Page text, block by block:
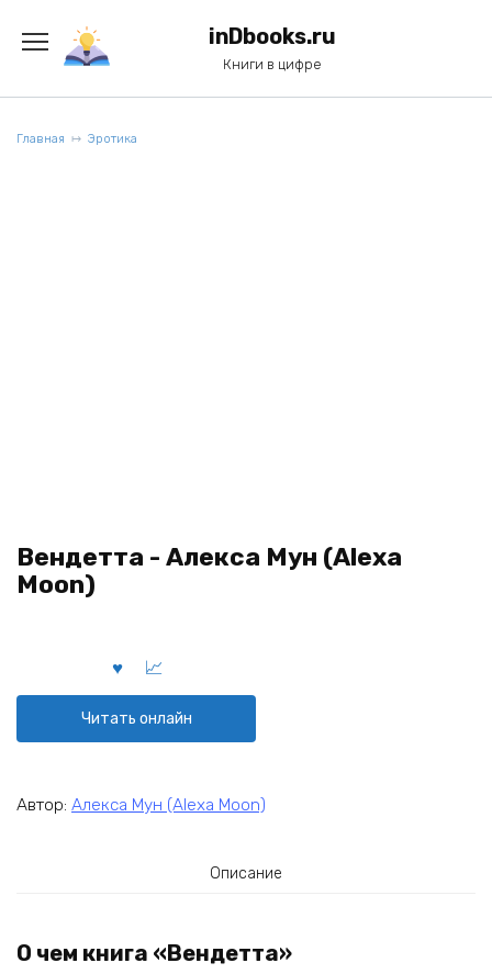
содержанию
inDbooks.ru
Книги в цифре
Главная Эротика
Вендетта - Алекса Мун (Alexa
Moon)
Читать онлайн
Автор: Алекса Мун (Alexa Moon)
Описание
О чем книга «Вендетта»